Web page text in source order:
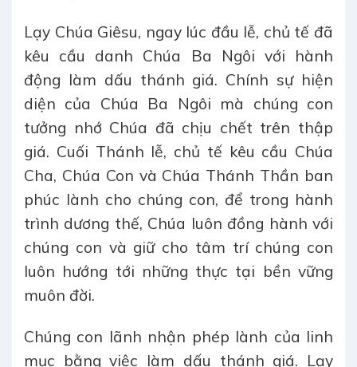
Lạy Chúa Giêsu, ngay lúc đầu lễ, chủ tế đã
kêu cầu danh Chúa Ba Ngôi với hành
động làm dấu thánh giá. Chính sự hiện
diện của Chúa Ba Ngôi mà chúng con
tưởng nhớ Chúa đã chịu chết trên thập
giá. Cuối Thánh lễ, chủ tế kêu cầu Chúa
Cha, Chúa Con và Chúa Thánh Thần ban
phúc lành cho chúng con, để trong hành
trình dương thế, Chúa luôn đồng hành với
chúng con và giữ cho tâm trí chúng con
luôn hướng tới những thực tại bền vững
muôn đời.
Chúng con lãnh nhận phép lành của linh
mục bằng việc làm dấu thánh giá. Lạy